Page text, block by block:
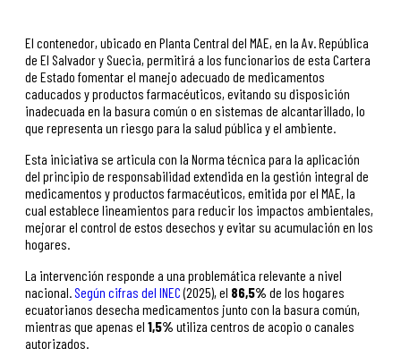
El contenedor, ubicado en Planta Central del MAE, en la Av. República
de El Salvador y Suecia, permitirá a los funcionarios de esta Cartera
de Estado fomentar el manejo adecuado de medicamentos
caducados y productos farmacéuticos, evitando su disposición
inadecuada en la basura común o en sistemas de alcantarillado, lo
que representa un riesgo para la salud pública y el ambiente.
Esta iniciativa se articula con la Norma técnica para la aplicación
del principio de responsabilidad extendida en la gestión integral de
medicamentos y productos farmacéuticos, emitida por el MAE, la
cual establece lineamientos para reducir los impactos ambientales,
mejorar el control de estos desechos y evitar su acumulación en los
hogares.
La intervención responde a una problemática relevante a nivel
nacional.Según cifras del INEC(2025), el 86,5% de los hogares
ecuatorianos desecha medicamentos junto con la basura común,
mientras que apenas el 1,5% utiliza centros de acopio o canales
autorizados.